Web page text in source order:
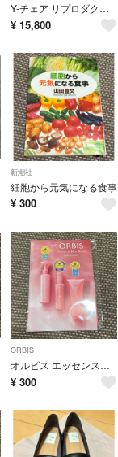
Y-チェア リプロダクト品
¥ 15,800
新潮社
細胞から元気になる食事
¥ 300
ORBIS
オルビス エッセンスイン ヘアミルク&ヘアマスク サンプルセット
¥ 300